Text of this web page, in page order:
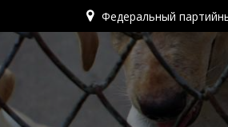
Федеральный